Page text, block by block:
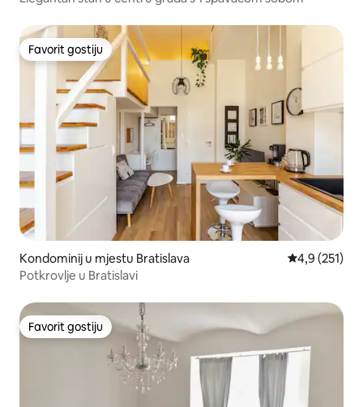
Favorit gostiju
Favorit gostiju
Kondominij u mjestu Bratislava Prosječna
4,9 (251)
Potkrovlje u Bratislavi
Favorit gostiju
Favorit gostiju